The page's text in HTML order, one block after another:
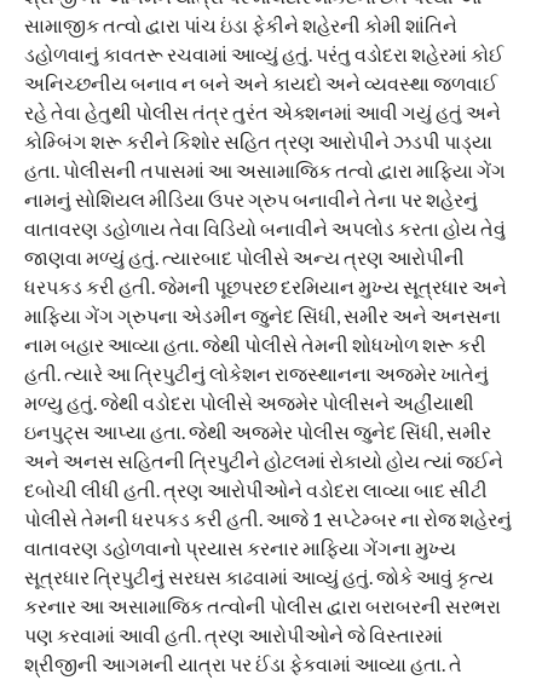
સામાજીક તત્વો દ્વારા પાંચ ઇંડા ફેકીને શહેરની કોમી શાંતિને
ડહોળવાનું કાવતરૂ રચવામાં આવ્યું હતું. પરંતુ વડોદરા શહેરમાં કોઈ
અનિચ્છનીય બનાવ ન બને અને કાયદો અને વ્યવસ્થા જળવાઈ
રહે તેવા હેતુથી પોલીસ તંત્ર તુરંત એક્શનમાં આવી ગયું હતું અને
કોમ્બિંગ શરૂ કરીને કિશોર સહિત ત્રણ આરોપીને ઝડપી પાડ્યા
હતા. પોલીસની તપાસમાં આ અસામાજિક તત્વો દ્વારા માફિયા ગેંગ
નામનું સોશિયલ મીડિયા ઉપર ગ્રુપ બનાવીને તેના પર શહેરનું
વાતાવરણ ડહોળાય તેવા વિડિયો બનાવીને અપલોડ કરતા હોય તેવું
જાણવા મળ્યું હતું. ત્યારબાદ પોલીસે અન્ય ત્રણ આરોપીની
ધરપકડ કરી હતી. જેમની પૂછપરછ દરમિયાન મુખ્ય સૂત્રધાર અને
માફિયા ગેંગ ગ્રુપના એડમીન જુનેદ સિંધી, સમીર અને અનસના
નામ બહાર આવ્યા હતા. જેથી પોલીસે તેમની શોધખોળ શરૂ કરી
હતી. ત્યારે આ ત્રિપુટીનું લોકેશન રાજસ્થાનના અજમેર ખાતેનું
મળ્યુ હતું. જેથી વડોદરા પોલીસે અજમેર પોલીસને અહીંયાથી
ઇનપુટ્સ આપ્યા હતા. જેથી અજમેર પોલીસ જુનેદ સિંધી, સમીર
અને અનસ સહિતની ત્રિપુટીને હોટલમાં રોકાયો હોય ત્યાં જઈને
દબોચી લીધી હતી. ત્રણ આરોપીઓને વડોદરા લાવ્યા બાદ સીટી
પોલીસે તેમની ધરપકડ કરી હતી. આજે 1 સપ્ટેમ્બર ના રોજ શહેરનું
વાતાવરણ ડહોળવાનો પ્રયાસ કરનાર માફિયા ગેંગના મુખ્ય
સૂત્રધાર ત્રિપુટીનું સરઘસ કાઢવામાં આવ્યું હતું. જોકે આવું કૃત્ય
કરનાર આ અસામાજિક તત્વોની પોલીસ દ્વારા બરાબરની સરભરા
પણ કરવામાં આવી હતી. ત્રણ આરોપીઓને જે વિસ્તારમાં
શ્રીજીની આગમની યાત્રા પર ઈંડા ફેકવામાં આવ્યા હતા. તે